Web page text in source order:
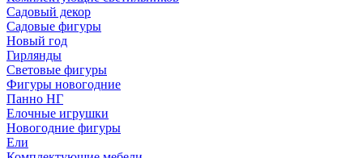
Садовый декор
Садовые фигуры
Новый год
Гирлянды
Световые фигуры
Фигуры новогодние
Панно НГ
Елочные игрушки
Новогодние фигуры
Ели